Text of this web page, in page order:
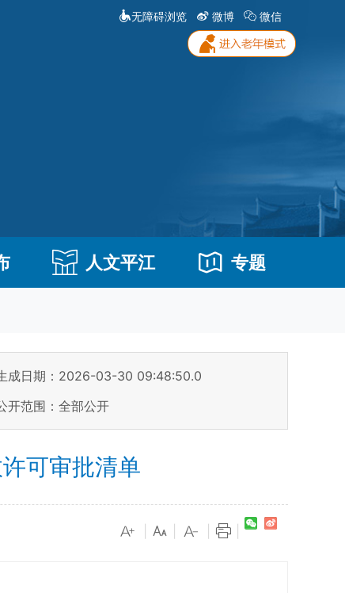
无障碍浏览 微博 微信
人文平江 专题
成日期：2026-03-30 09:48:50.0
开范围：全部公开
可审批清单